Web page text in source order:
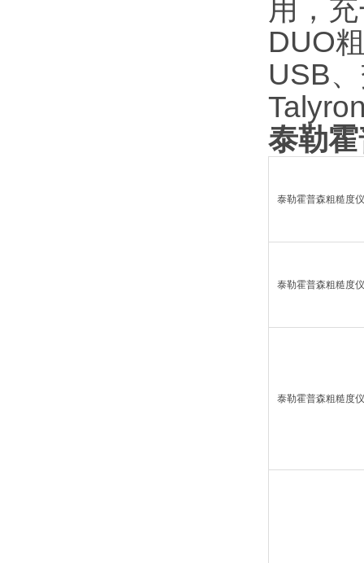
用，
DUO
USB
泰勒
泰勒霍普森粗糙度
泰勒霍普森粗糙度
泰勒霍普森粗糙度